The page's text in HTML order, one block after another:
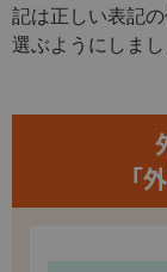
記は正しい表記
選ぶようにしまし
「